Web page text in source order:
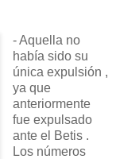
- Aquella no
había sido su
única expulsión ,
ya que
anteriormente
fue expulsado
ante el Betis .
Los números